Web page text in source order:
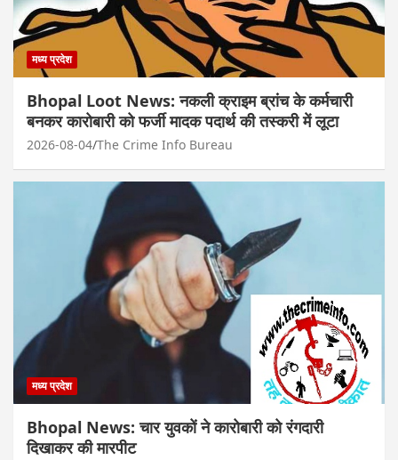
मध्य प्रदेश
Bhopal Loot News: नकली क्राइम ब्रांच के कर्मचारी
बनकर कारोबारी को फर्जी मादक पदार्थ की तस्करी में लूटा
2026-08-04 The Crime Info Bureau
मध्य प्रदेश
Bhopal News: चार युवकों ने कारोबारी को रंगदारी
दिखाकर की मारपीट